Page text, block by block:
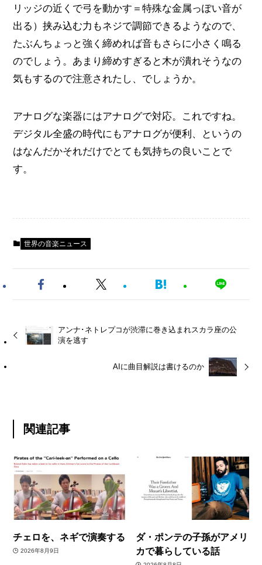
リッジの近くで弓を動かす＝特殊な金属っぽい音が
出る）挟み込む力もネジで調節できるようなので、
たぶんちょっと強く締めれば音もさらに小さく鳴る
のでしょう。あまり締めすぎると木が潰れそうなの
気もするので注意されたし、でしょうか。
アナログな楽器にはアナログで対応。これですね。
デジタル全盛の時代にもアナログが便利、というの
はなんだかそれだけでとても気持ちの良いことで
す。
世界の音楽ニュース
アンナ･ネトレプコが渋滞に巻き込まれスカラ座の公
演を逃す
AIに曲目解説は書けるのか
関連記事
チェロを、ネギで演奏する
2026年8月9日
ダ・ポンテの子孫がアメリ
カで暮らしている話